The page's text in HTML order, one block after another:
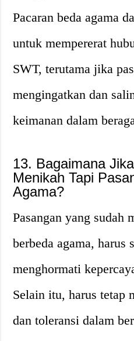
Pacaran beda agama
untuk mempererat
SWT, terutama jika
mengingatkan dan
keimanan dalam
13. Bagaimana
Menikah Tapi
Agama?
Pasangan yang sudah
berbeda agama, harus
menghormati
Selain itu, harus tetap
dan toleransi dalam